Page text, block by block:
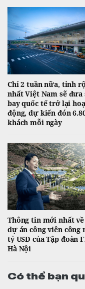
Chỉ 2 tuần nữa, tỉnh
nhất Việt Nam sẽ đưa
bay quốc tế trở lại
động, dự kiến đón
khách mỗi ngày
Thông tin mới nhất
dự án công viên công
tỷ USD của Tập đoàn
Hà Nội
Có thể bạn